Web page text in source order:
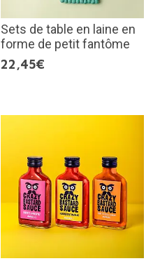
Sets de table en laine en
forme de petit fantôme
22,45€